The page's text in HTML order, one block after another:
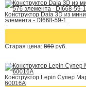
Конструктор Daia 3D из
элемента - DI668-59-1
Старая цена: 860 руб.
Конструктор Lepin Супер
60016A